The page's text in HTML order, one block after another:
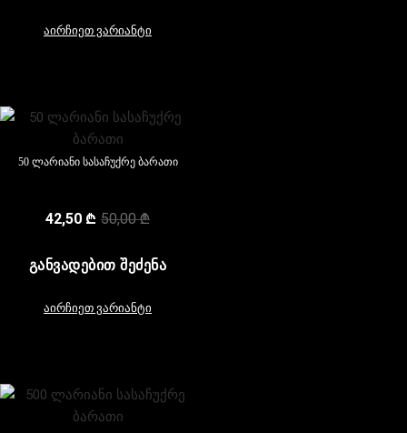
აირჩიეთ ვარიანტი
50 ლარიანი სასაჩუქრე ბარათი
50,00₾
42,50 ₾
ᲒᲐᲜᲕᲐᲓᲔᲑᲘᲗ ᲨᲔᲫᲔᲜᲐ
აირჩიეთ ვარიანტი